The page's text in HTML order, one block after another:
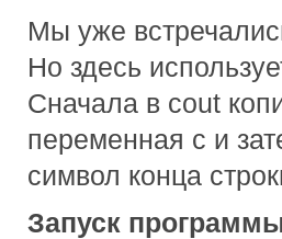
Мы уже
Но здесь
Сначала в cout
переменная c и
символ конца
Запуск